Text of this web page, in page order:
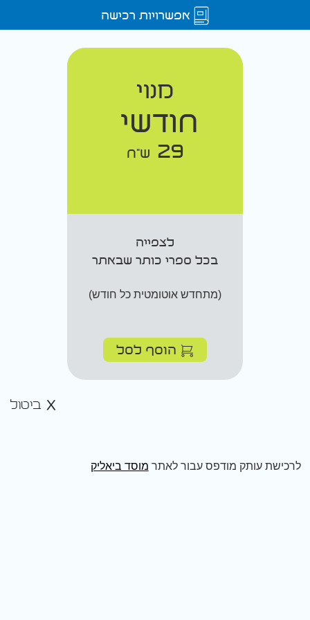
אפשרויות רכישה
מנוי
חודשי
29 ש"ח
לצפייה
בכל ספרי כותר שבאתר
(מתחדש אוטומטית כל חודש)
הוסף לסל
ביטול
לרכישת עותק מודפס עבור לאתר מוסד ביאליק